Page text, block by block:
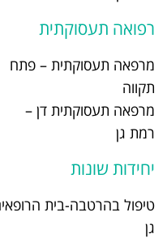
דרך אבא הלל 77/
– רמת
הכבאים 11/